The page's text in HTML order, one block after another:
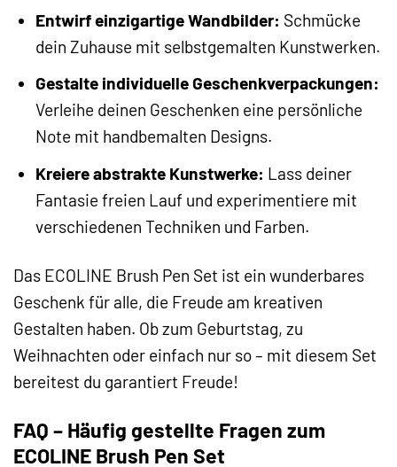
Entwirf einzigartige Wandbilder: Schmücke
dein Zuhause mit selbstgemalten Kunstwerken.
Gestalte individuelle Geschenkverpackungen:
Verleihe deinen Geschenken eine persönliche
Note mit handbemalten Designs.
Kreiere abstrakte Kunstwerke: Lass deiner
Fantasie freien Lauf und experimentiere mit
verschiedenen Techniken und Farben.
Das ECOLINE Brush Pen Set ist ein wunderbares
Geschenk für alle, die Freude am kreativen
Gestalten haben. Ob zum Geburtstag, zu
Weihnachten oder einfach nur so – mit diesem Set
bereitest du garantiert Freude!
FAQ – Häufig gestellte Fragen zum
ECOLINE Brush Pen Set